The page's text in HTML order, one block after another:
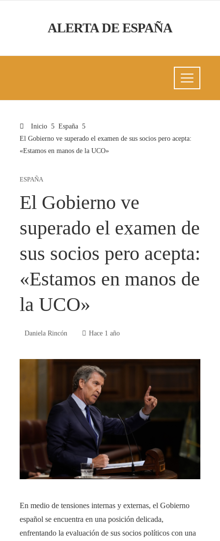
ALERTA DE ESPAÑA
Inicio
España
El Gobierno ve superado el examen de sus socios pero acepta:
«Estamos en manos de la UCO»
ESPAÑA
El Gobierno ve
superado el examen de
sus socios pero acepta:
«Estamos en manos de
la UCO»
Daniela Rincón Hace 1 año
En medio de tensiones internas y externas, el Gobierno
español se encuentra en una posición delicada,
enfrentando la evaluación de sus socios políticos con una